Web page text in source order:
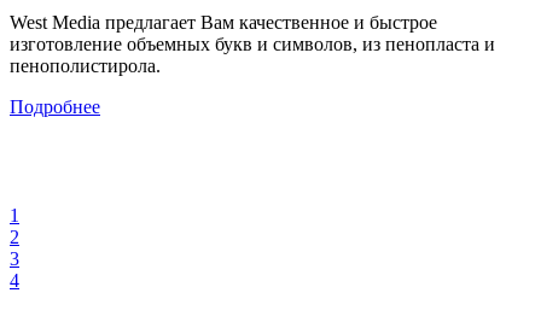
West Media предлагает Вам качественное и быстрое
изготовление объемных букв и символов, из пенопласта и
пенополистирола.
Подробнее
1
2
3
4